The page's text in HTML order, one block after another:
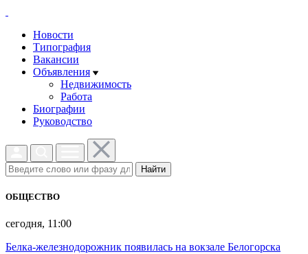
Новости
Типография
Вакансии
Объявления
Недвижимость
Работа
Биографии
Руководство
Найти
ОБЩЕСТВО
сегодня, 11:00
Белка-железнодорожник появилась на вокзале Белогорска